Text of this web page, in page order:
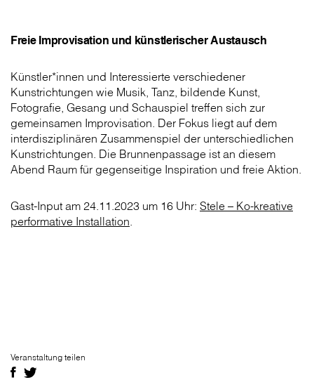
Freie Improvisation und künstlerischer Austausch
Künstler*innen und Interessierte verschiedener
Kunstrichtungen wie Musik, Tanz, bildende Kunst,
Fotografie, Gesang und Schauspiel treffen sich zur
gemeinsamen Improvisation. Der Fokus liegt auf dem
interdisziplinären Zusammenspiel der unterschiedlichen
Kunstrichtungen. Die Brunnen­passage ist an diesem
Abend Raum für gegenseitige Inspiration und freie Aktion.
Gast-Input am 24.11.2023 um 16 Uhr: Stele – Ko-kreative
performative Installation.
Veranstaltung teilen